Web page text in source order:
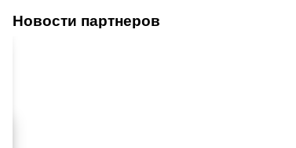
Новости партнеров